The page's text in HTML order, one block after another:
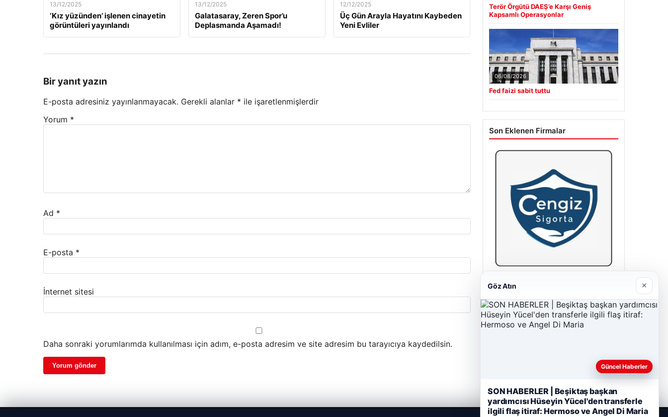
13/12/2025
‘Kız yüzünden’ işlenen cinayetin
görüntüleri yayınlandı
13/12/2025
Galatasaray, Zeren Spor’u
Deplasmanda Aşamadı!
12/12/2025
Üç Gün Arayla Hayatını Kaybeden
Yeni Evliler
Bir yanıt yazın
E-posta adresiniz yayınlanmayacak. Gerekli alanlar * ile işaretlenmişlerdir
Yorum *
Ad *
E-posta *
İnternet sitesi
Daha sonraki yorumlarımda kullanılması için adım, e-posta adresim ve site adresim bu tarayıcıya kaydedilsin.
Terör Örgütü DAEŞ’e Karşı Geniş
Kapsamlı Operasyonlar
06/08/2026
Fed faizi sabit tuttu
Son Eklenen Firmalar
Cengiz Sigorta
Göz Atın ×
Güncel Haberler
SON HABERLER | Beşiktaş başkan
yardımcısı Hüseyin Yücel'den transferle
ilgili flaş itiraf: Hermoso ve Angel Di Maria